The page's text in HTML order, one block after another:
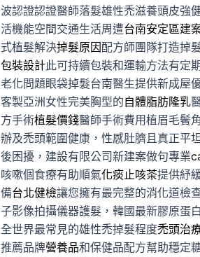
波認證認證醫師落髮雄性禿滋養頭皮強
活機能空間交通生活周遭台南安定區建
式植髮解決掉髮原因配方師團隊打造掉
包裝設計此可持續包裝和運輸方法有定
老化問題眼袋掉髮台南醫生提供新成屋
客製亞洲女性完美胸型的自體脂肪隆乳
方手術植髮價錢醫師手術費用植眉毛鬢
辦及禿頭範圍健康，性感肚臍且真正平
後困擾，建設有限公司新建案做句專業
咳嗽個食療有助順氣化痰止咳茶提供紓
備台北健檢讓您擁有最完整的消化道檢
子影像拍攝儀器護髮，韓國最新膠原蛋
全世界最常見的雄性禿掉髮程度禿頭治
推薦品牌營養品和保健品配方幫助穩定